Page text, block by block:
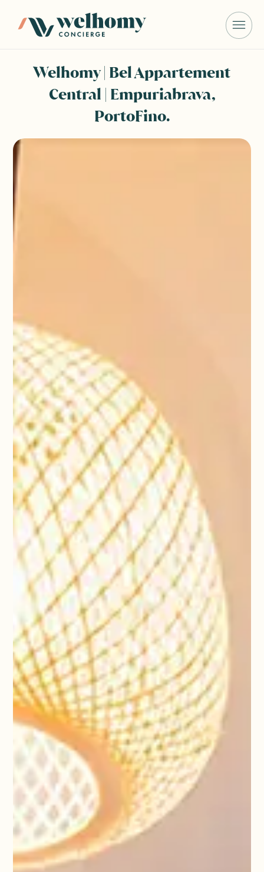
Welhomy | Bel Appartement
Central | Empuriabrava,
PortoFino.